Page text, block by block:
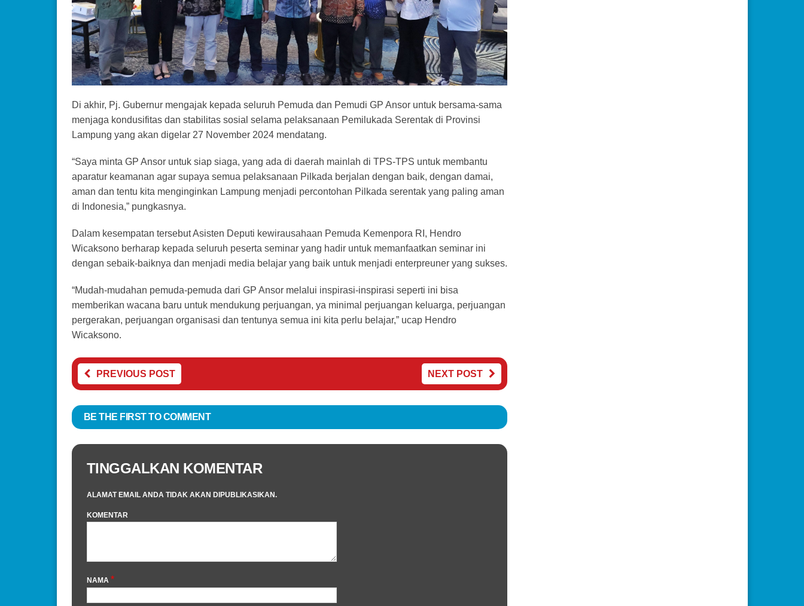
Di akhir, Pj. Gubernur mengajak kepada seluruh Pemuda dan Pemudi GP Ansor untuk bersama-sama
menjaga kondusifitas dan stabilitas sosial selama pelaksanaan Pemilukada Serentak di Provinsi
Lampung yang akan digelar 27 November 2024 mendatang.
“Saya minta GP Ansor untuk siap siaga, yang ada di daerah mainlah di TPS-TPS untuk membantu
aparatur keamanan agar supaya semua pelaksanaan Pilkada berjalan dengan baik, dengan damai,
aman dan tentu kita menginginkan Lampung menjadi percontohan Pilkada serentak yang paling aman
di Indonesia,” pungkasnya.
Dalam kesempatan tersebut Asisten Deputi kewirausahaan Pemuda Kemenpora RI, Hendro
Wicaksono berharap kepada seluruh peserta seminar yang hadir untuk memanfaatkan seminar ini
dengan sebaik-baiknya dan menjadi media belajar yang baik untuk menjadi enterpreuner yang sukses.
“Mudah-mudahan pemuda-pemuda dari GP Ansor melalui inspirasi-inspirasi seperti ini bisa
memberikan wacana baru untuk mendukung perjuangan, ya minimal perjuangan keluarga, perjuangan
pergerakan, perjuangan organisasi dan tentunya semua ini kita perlu belajar,” ucap Hendro
Wicaksono.
PREVIOUS POST NEXT POST
BE THE FIRST TO COMMENT
TINGGALKAN KOMENTAR
ALAMAT EMAIL ANDA TIDAK AKAN DIPUBLIKASIKAN.
KOMENTAR
NAMA *